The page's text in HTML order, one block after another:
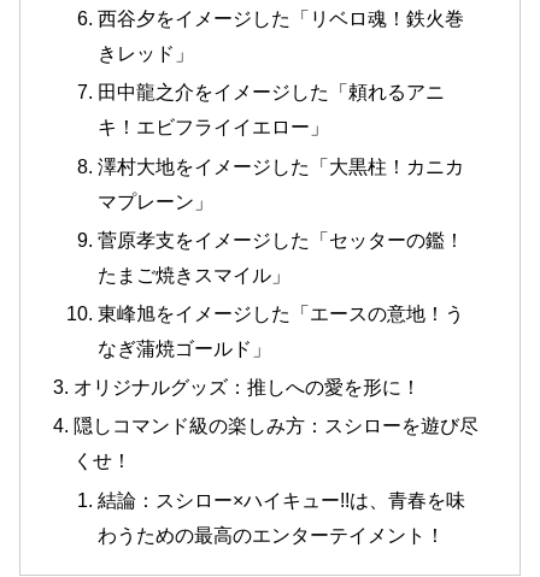
西谷夕をイメージした「リベロ魂！鉄火巻
きレッド」
田中龍之介をイメージした「頼れるアニ
キ！エビフライイエロー」
澤村大地をイメージした「大黒柱！カニカ
マプレーン」
菅原孝支をイメージした「セッターの鑑！
たまご焼きスマイル」
東峰旭をイメージした「エースの意地！う
なぎ蒲焼ゴールド」
オリジナルグッズ：推しへの愛を形に！
隠しコマンド級の楽しみ方：スシローを遊び尽
くせ！
結論：スシロー×ハイキュー!!は、青春を味
わうための最高のエンターテイメント！